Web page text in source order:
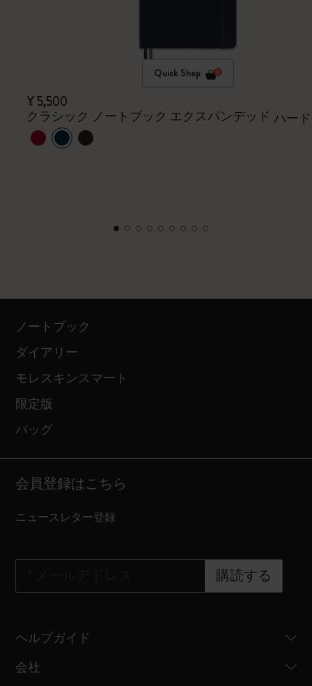
Quick Shop
¥ 5,500
クラシック ノートブック エクスパンデッド ハー
ノートブック
ダイアリー
モレスキンスマート
限定版
バッグ
会員登録はこちら
ニュースレター登録
購読する
ヘルプガイド
会社